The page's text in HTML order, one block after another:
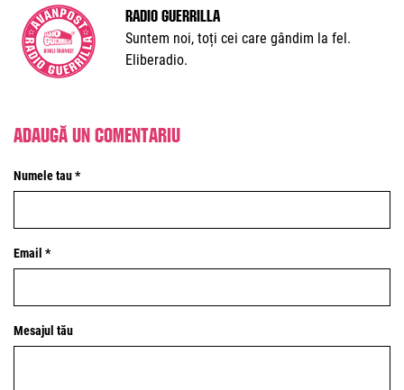
Radio Guerrilla
Suntem noi, toți cei care gândim la fel.
Eliberadio.
Adaugă un comentariu
Numele tau *
Email *
Mesajul tău